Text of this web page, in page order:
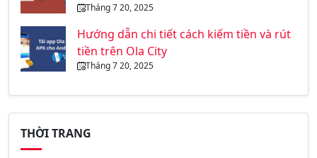
Tháng 7 20, 2025
Hướng dẫn chi tiết cách kiếm tiền và rút
tiền trên Ola City
Tháng 7 20, 2025
THỜI TRANG